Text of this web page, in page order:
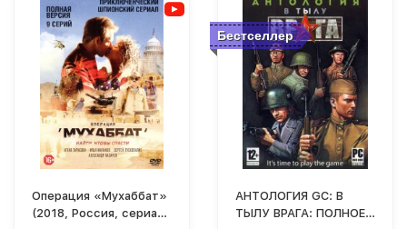
Операция «Мухаббат»
(2018, Россия, сериал,
Бестселлер
АНТОЛОГИЯ GC: В
ТЫЛУ ВРАГА: ПОЛНОЕ